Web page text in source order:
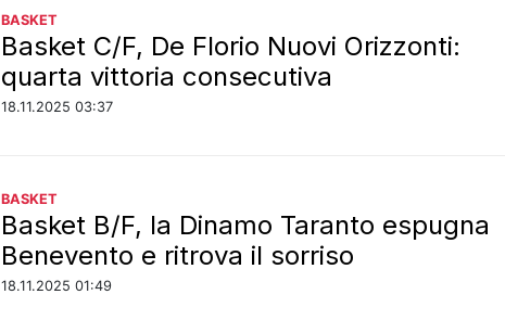
BASKET
Basket C/F, De Florio Nuovi Orizzonti:
quarta vittoria consecutiva
18.11.2025 03:37
BASKET
Basket B/F, la Dinamo Taranto espugna
Benevento e ritrova il sorriso
18.11.2025 01:49